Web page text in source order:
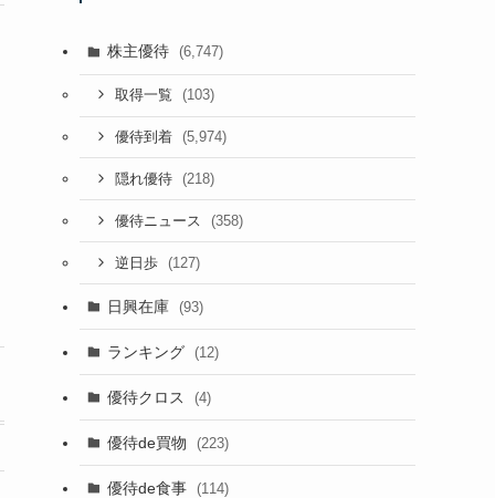
株主優待 (6,747)
取得一覧 (103)
優待到着 (5,974)
隠れ優待 (218)
優待ニュース (358)
逆日歩 (127)
日興在庫 (93)
ランキング (12)
優待クロス (4)
優待de買物 (223)
優待de食事 (114)